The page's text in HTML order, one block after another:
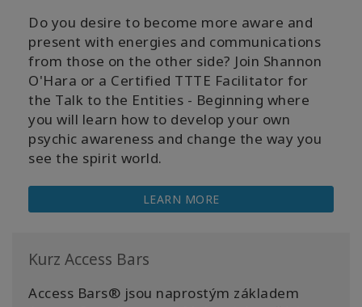
Do you desire to become more aware and
present with energies and communications
from those on the other side? Join Shannon
O'Hara or a Certified TTTE Facilitator for
the Talk to the Entities - Beginning where
you will learn how to develop your own
psychic awareness and change the way you
see the spirit world.
LEARN MORE
Kurz Access Bars
Access Bars® jsou naprostým základem